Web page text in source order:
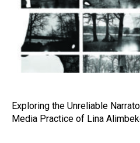
Exploring the Unreliable
Media Practice of Lina